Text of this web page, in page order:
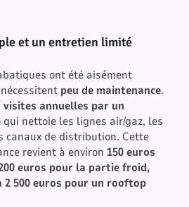
et un entretien limité
ont été aisément
peu de maintenance.
visites annuelles par un
qui nettoie les lignes air/gaz, les
canaux de distribution. Cette
revient à environ 150 euros
euros pour la partie froid,
2 500 euros pour un rooftop